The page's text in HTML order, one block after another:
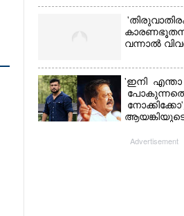
വിചാരിച്ചു,
വന്നാൽ
'ഇനി
ചെന്നിത്തല
Advertisement